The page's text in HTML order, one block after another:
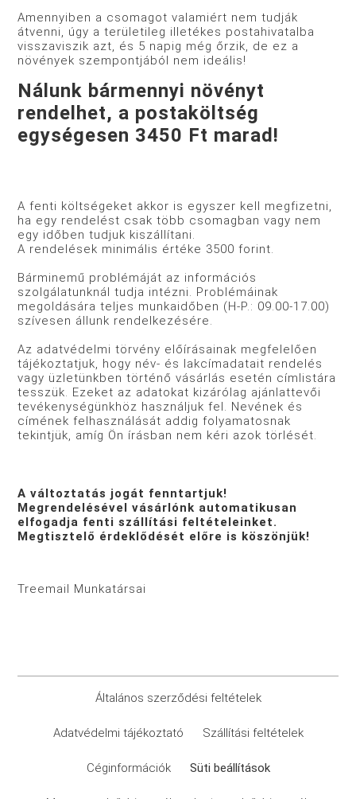
Amennyiben a csomagot valamiért nem tudják
átvenni, úgy a területileg illetékes postahivatalba
visszaviszik azt, és 5 napig még őrzik, de ez a
növények szempontjából nem ideális!
Nálunk bármennyi növényt
rendelhet, a postaköltség
egységesen 3450 Ft marad!
A fenti költségeket akkor is egyszer kell megfizetni,
ha egy rendelést csak több csomagban vagy nem
egy időben tudjuk kiszállítani.
A rendelések minimális értéke 3500 forint.
Bárminemű problémáját az információs
szolgálatunknál tudja intézni. Problémáinak
megoldására teljes munkaidőben (H-P.: 09.00-17.00)
szívesen állunk rendelkezésére.
Az adatvédelmi törvény előírásainak megfelelően
tájékoztatjuk, hogy név- és lakcímadatait rendelés
vagy üzletünkben történő vásárlás esetén címlistára
tesszük. Ezeket az adatokat kizárólag ajánlattevői
tevékenységünkhöz használjuk fel. Nevének és
címének felhasználását addig folyamatosnak
tekintjük, amíg Ön írásban nem kéri azok törlését.
A változtatás jogát fenntartjuk!
Megrendelésével vásárlónk automatikusan
elfogadja fenti szállítási feltételeinket.
Megtisztelő érdeklődését előre is köszönjük!
Treemail Munkatársai
Általános szerződési feltételek
Adatvédelmi tájékoztató Szállítási feltételek
Céginformációk Süti beállítások